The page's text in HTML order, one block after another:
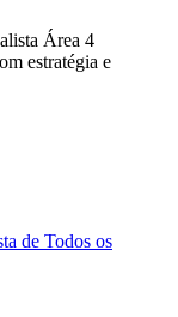
Área 4
estratégia e
de Todos os